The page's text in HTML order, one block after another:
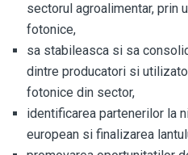
sectorul agroalimentar, prin
fotonice,
sa stabileasca si sa
dintre producatori si
fotonice din sector,
identificarea partenerilor la
european si finalizarea